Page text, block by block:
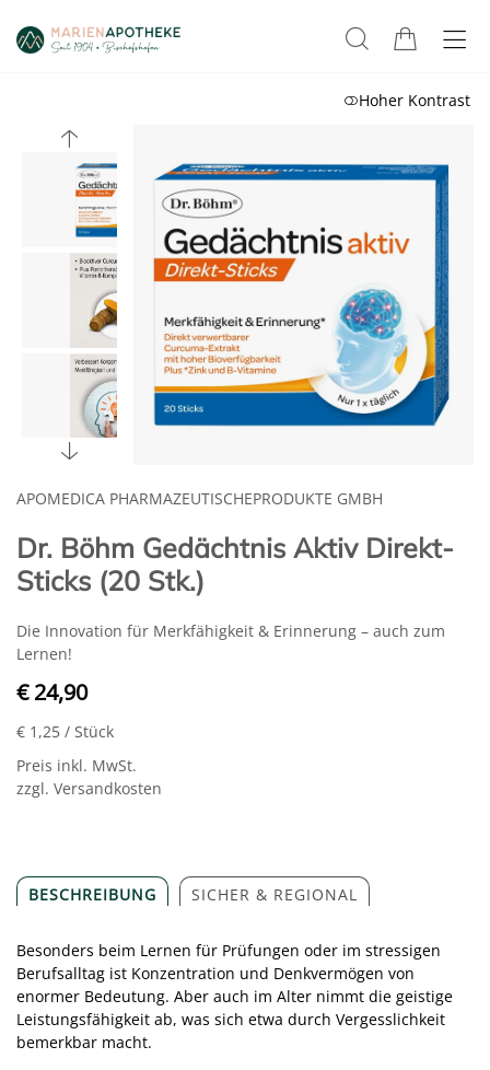
Hoher Kontrast
APOMEDICA PHARMAZEUTISCHEPRODUKTE GMBH
Dr. Böhm Gedächtnis Aktiv Direkt-
Sticks (20 Stk.)
Die Innovation für Merkfähigkeit & Erinnerung – auch zum
Lernen!
€ 24,90
€ 1,25 / Stück
Preis inkl. MwSt.
zzgl. Versandkosten
BESCHREIBUNG SICHER & REGIONAL
Besonders beim Lernen für Prüfungen oder im stressigen
Berufsalltag ist Konzentration und Denkvermögen von
enormer Bedeutung. Aber auch im Alter nimmt die geistige
Leistungsfähigkeit ab, was sich etwa durch Vergesslichkeit
bemerkbar macht.